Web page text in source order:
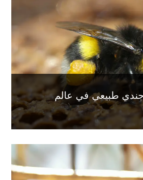
جندي طبيعي في عالم